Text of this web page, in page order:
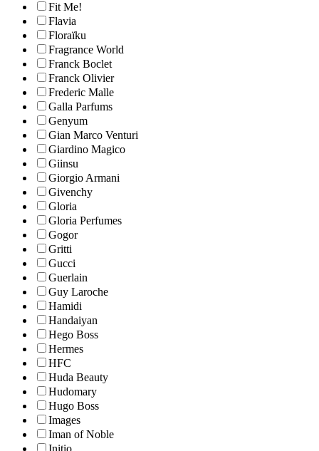
Fit Me!
Flavia
Floraïku
Fragrance World
Franck Boclet
Franck Olivier
Frederic Malle
Galla Parfums
Genyum
Gian Marco Venturi
Giardino Magico
Giinsu
Giorgio Armani
Givenchy
Gloria
Gloria Perfumes
Gogor
Gritti
Gucci
Guerlain
Guy Laroche
Hamidi
Handaiyan
Hego Boss
Hermes
HFC
Huda Beauty
Hudomary
Hugo Boss
Images
Iman of Noble